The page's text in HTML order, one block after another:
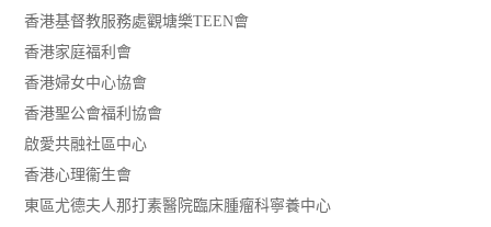
香港基督教服務處觀塘樂TEEN會
香港家庭福利會
香港婦女中心協會
香港聖公會福利協會
啟愛共融社區中心
香港心理衞生會
東區尤德夫人那打素醫院臨床腫瘤科寧養中心